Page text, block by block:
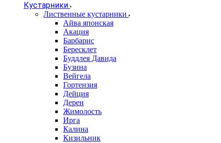
Кустарники
Лиственные кустарники
Айва японская
Акация
Барбарис
Бересклет
Буддлея Давида
Бузина
Вейгела
Гортензия
Дейция
Дерен
Жимолость
Ирга
Калина
Кизильник